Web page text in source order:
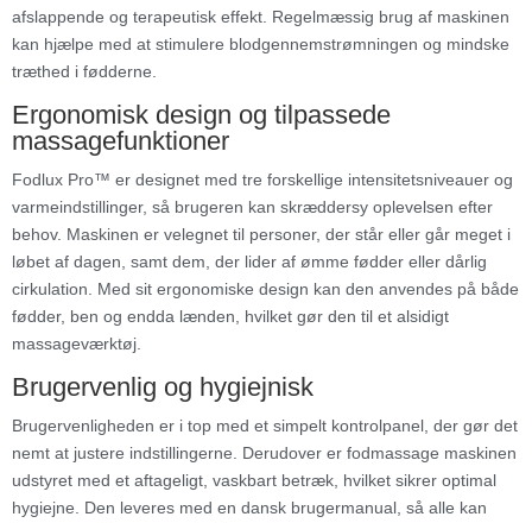
afslappende og terapeutisk effekt. Regelmæssig brug af maskinen
kan hjælpe med at stimulere blodgennemstrømningen og mindske
træthed i fødderne.
Ergonomisk design og tilpassede
massagefunktioner
Fodlux Pro™ er designet med tre forskellige intensitetsniveauer og
varmeindstillinger, så brugeren kan skræddersy oplevelsen efter
behov. Maskinen er velegnet til personer, der står eller går meget i
løbet af dagen, samt dem, der lider af ømme fødder eller dårlig
cirkulation. Med sit ergonomiske design kan den anvendes på både
fødder, ben og endda lænden, hvilket gør den til et alsidigt
massageværktøj.
Brugervenlig og hygiejnisk
Brugervenligheden er i top med et simpelt kontrolpanel, der gør det
nemt at justere indstillingerne. Derudover er fodmassage maskinen
udstyret med et aftageligt, vaskbart betræk, hvilket sikrer optimal
hygiejne. Den leveres med en dansk brugermanual, så alle kan